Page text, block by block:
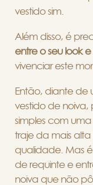
vestido sim.
Além disso, é
entre o seu look
vivenciar este
Então, diante de
vestido de noiva,
simples com
traje da mais
qualidade. Mas
de requinte e
noiva que não